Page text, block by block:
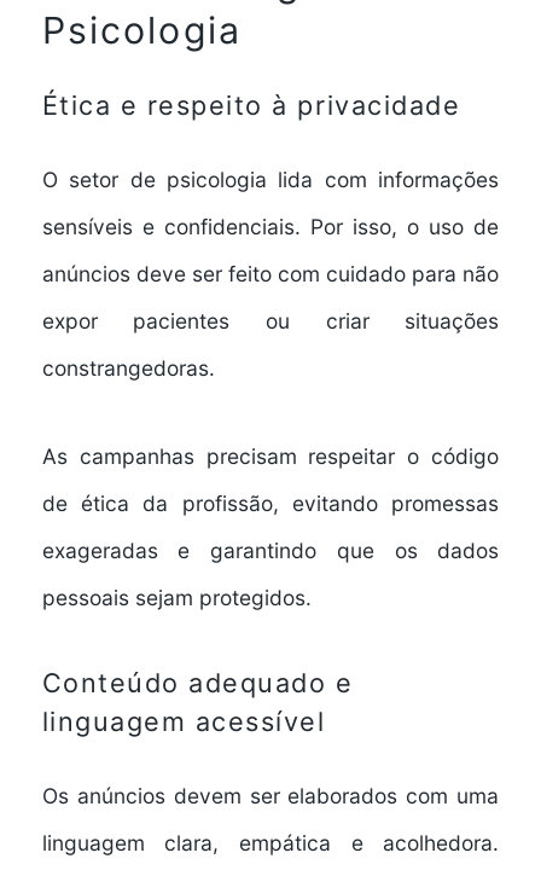
Psicologia
Ética e respeito à privacidade
O setor de psicologia lida com informações
sensíveis e confidenciais. Por isso, o uso de
anúncios deve ser feito com cuidado para não
expor pacientes ou criar situações
constrangedoras.
As campanhas precisam respeitar o código
de ética da profissão, evitando promessas
exageradas e garantindo que os dados
pessoais sejam protegidos.
Conteúdo adequado e
linguagem acessível
Os anúncios devem ser elaborados com uma
linguagem clara, empática e acolhedora.